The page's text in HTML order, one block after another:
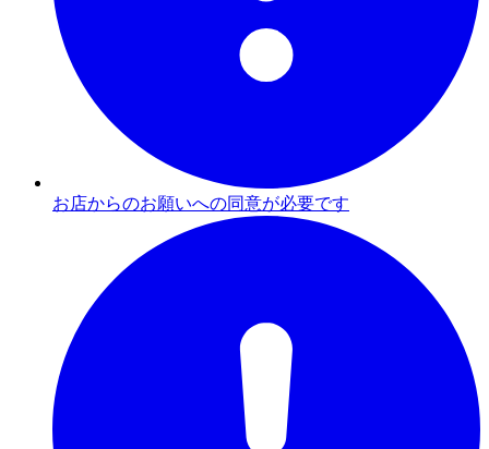
お店からのお願いへの同意が必要です